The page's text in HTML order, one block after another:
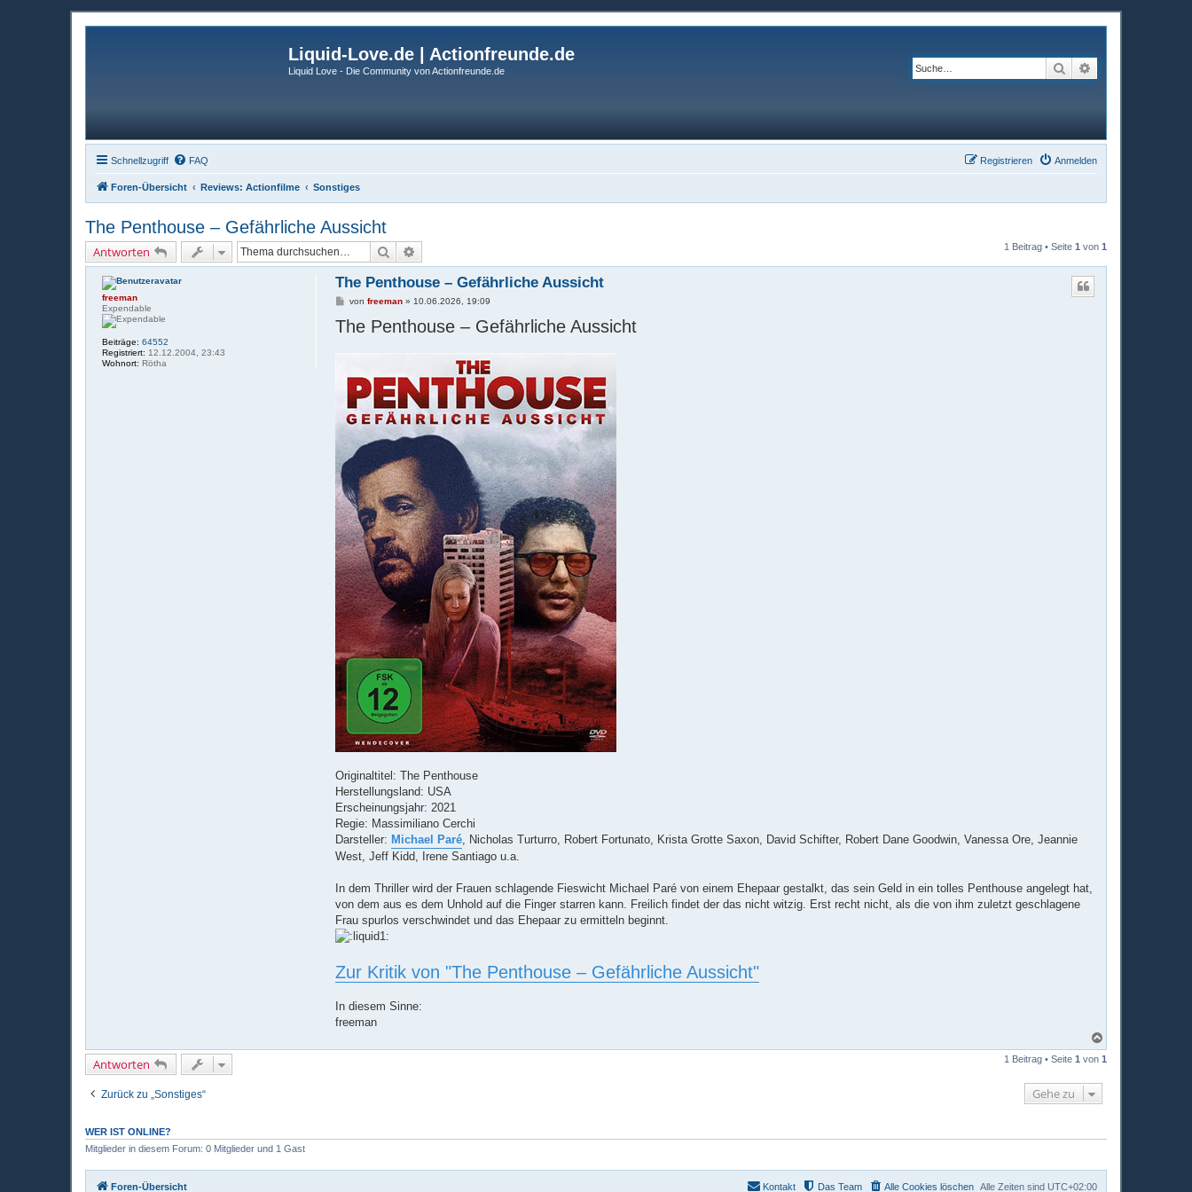
Liquid-Love.de | Actionfreunde.de
Liquid Love - Die Community von Actionfreunde.de Suche
Schnellzugriff FAQ Anmelden
Registrieren
Foren-Übersicht Reviews: Actionfilme Sonstiges
The Penthouse – Gefährliche Aussicht
Antworten Suche 1 Beitrag • Seite 1 von 1
freeman
Expendable
Beiträge: 64552
Registriert: 12.12.2004, 23:43
Wohnort: Rötha
The Penthouse – Gefährliche Aussicht
B
i
t
vonfreeman » 10.06.2026, 19:09
The Penthouse – Gefährliche Aussicht
Originaltitel: The Penthouse
Herstellungsland: USA
Erscheinungsjahr: 2021
Regie: Massimiliano Cerchi
Darsteller: Michael Paré, Nicholas Turturro, Robert Fortunato, Krista Grotte Saxon, David Schifter, Robert Dane Goodwin, Vanessa Ore, Jeannie
West, Jeff Kidd, Irene Santiago u.a.
In dem Thriller wird der Frauen schlagende Fieswicht Michael Paré von einem Ehepaar gestalkt, das sein Geld in ein tolles Penthouse angelegt hat,
von dem aus es dem Unhold auf die Finger starren kann. Freilich findet der das nicht witzig. Erst recht nicht, als die von ihm zuletzt geschlagene
Frau spurlos verschwindet und das Ehepaar zu ermitteln beginnt.
Zur Kritik von "The Penthouse – Gefährliche Aussicht"
In diesem Sinne:
freeman
a
c
Antworten 1 Beitrag • Seite 1 von 1
Zurück zu „Sonstiges“ Gehe zu
WER IST ONLINE?
Mitglieder in diesem Forum: 0 Mitglieder und 1 Gast
Foren-Übersicht Alle Zeiten sind UTC+02:00
Alle Cookies löschen
Das Team
Kontakt